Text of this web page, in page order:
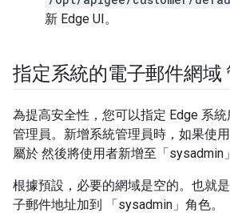
新 Edge UI。
指定系統的電子郵件網域
為提高安全性，您可以指定 Edge 系
管理員。新增系統管理員時，如果使
屬於 然後將使用者新增至「sysadmin
根據預設，必要的網域是空的。也就
子郵件地址加到 「sysadmin」角色。